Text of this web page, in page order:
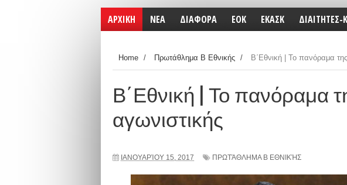
ΑΡΧΙΚΗ ΝΕΑ ΔΙΑΦΟΡΑ ΕΟΚ ΕΚΑΣΚ ΔΙΑΙΤΗΤΕΣ-
Home / Πρωτάθλημα Β Εθνικής / Β΄Εθνική | Το πανόραμα
Β΄Εθνική | Το πανόραμα
αγωνιστικής
ΙΑΝΟΥΑΡΊΟΥ 15, 2017 ΠΡΩΤΆΘΛΗΜΑ Β ΕΘΝΙΚΉΣ